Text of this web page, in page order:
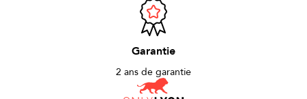
Garantie
2 ans de garantie